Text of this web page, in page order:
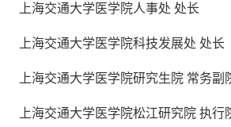
上海交通大学医学院人事处 处长
上海交通大学医学院科技发展处 处长
上海交通大学医学院研究生院 常务副
上海交通大学医学院松江研究院 执行